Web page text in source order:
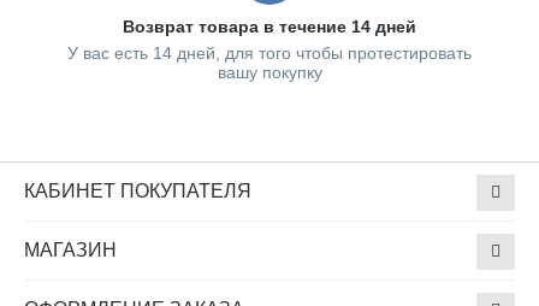
Возврат товара в течение 14 дней
У вас есть 14 дней, для того чтобы протестировать
вашу покупку
КАБИНЕТ ПОКУПАТЕЛЯ
МАГАЗИН